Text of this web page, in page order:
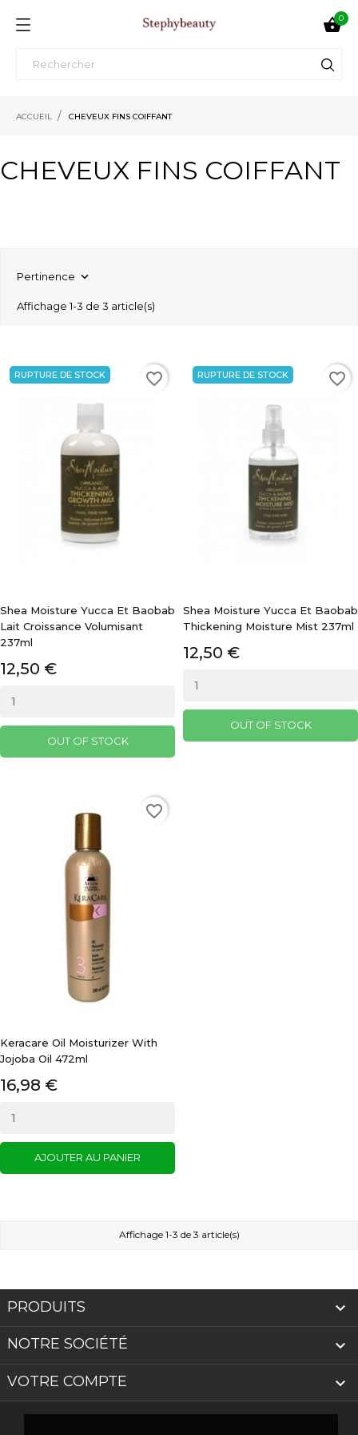
0
ACCUEIL CHEVEUX FINS COIFFANT
CHEVEUX FINS COIFFANT
Pertinence 
Affichage 1-3 de 3 article(s)
Shea Moisture Yucca Et Baobab
Lait Croissance Volumisant
237ml
12,50 €
OUT OF STOCK
RUPTURE DE STOCK favorite_border
Shea Moisture Yucca Et Baobab
Thickening Moisture Mist 237ml
12,50 €
OUT OF STOCK
RUPTURE DE STOCK favorite_border
Keracare Oil Moisturizer With
Jojoba Oil 472ml
16,98 €
AJOUTER AU PANIER
favorite_border
Affichage 1-3 de 3 article(s)
PRODUITS 
NOTRE SOCIÉTÉ 
VOTRE COMPTE 